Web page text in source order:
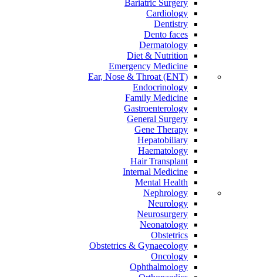
Bariatric Surgery
Cardiology
Dentistry
Dento faces
Dermatology
Diet & Nutrition
Emergency Medicine
Ear, Nose & Throat (ENT)
Endocrinology
Family Medicine
Gastroenterology
General Surgery
Gene Therapy
Hepatobiliary
Haematology
Hair Transplant
Internal Medicine
Mental Health
Nephrology
Neurology
Neurosurgery
Neonatology
Obstetrics
Obstetrics & Gynaecology
Oncology
Ophthalmology